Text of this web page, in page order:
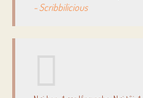
- Scribbilicious